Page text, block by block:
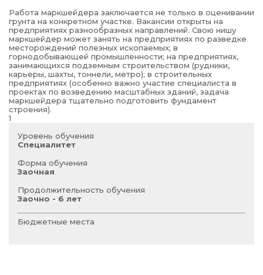
Работа маркшейдера заключается не только в оценивании
грунта на конкретном участке. Вакансии открыты на
предприятиях разнообразных направлений. Свою нишу
маркшейдер может занять на предприятиях по разведке
месторождений полезных ископаемых; в
горнодобывающей промышленности; на предприятиях,
занимающихся подземным строительством (рудники,
карьеры, шахты, тоннели, метро); в строительных
предприятиях (особенно важно участие специалиста в
проектах по возведению масштабных зданий, задача
маркшейдера тщательно подготовить фундамент
строения).
1
Уровень обучения
Специалитет
Форма обучения
Заочная
Продолжительность обучения
Заочно - 6 лет
Бюджетные места